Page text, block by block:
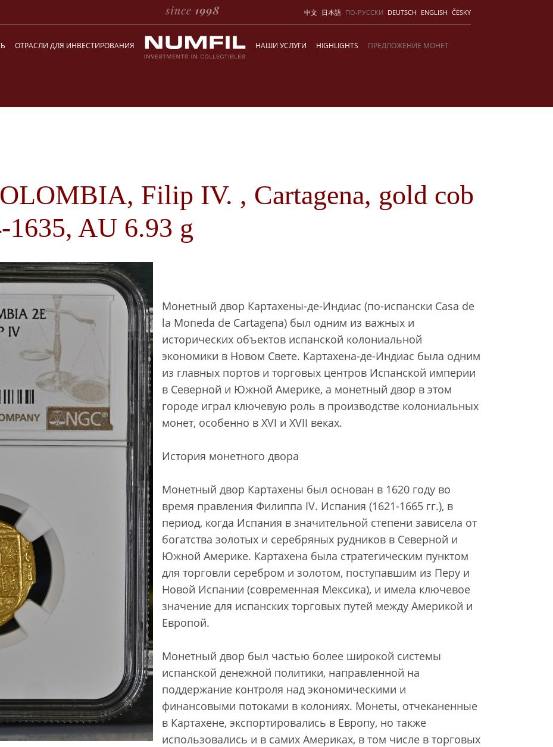
ОТРАСЛИ ДЛЯ ИНВЕСТИРОВАНИЯ НАШИ УСЛУГИ HIGHLIGHTS ПРЕДЛОЖЕНИЕ МОНЕТ
ČESKY
ENGLISH
DEUTSCH
ПО-РУССКИ
日本語
中文
Filip IV. , Cartagena, gold cob
1635, AU 6.93 g
Монетный двор Картахены-де-Индиас (по-испански Casa de
la Moneda de Cartagena) был одним из важных и
исторических объектов испанской колониальной
экономики в Новом Свете. Картахена-де-Индиас была одним
из главных портов и торговых центров Испанской империи
в Северной и Южной Америке, а монетный двор в этом
городе играл ключевую роль в производстве колониальных
монет, особенно в XVI и XVII веках.
История монетного двора
Монетный двор Картахены был основан в 1620 году во
время правления Филиппа IV. Испания (1621-1665 гг.), в
период, когда Испания в значительной степени зависела от
богатства золотых и серебряных рудников в Северной и
Южной Америке. Картахена была стратегическим пунктом
для торговли серебром и золотом, поступавшим из Перу и
Новой Испании (современная Мексика), и имела ключевое
значение для испанских торговых путей между Америкой и
Европой.
Монетный двор был частью более широкой системы
испанской денежной политики, направленной на
поддержание контроля над экономическими и
финансовыми потоками в колониях. Монеты, отчеканенные
в Картахене, экспортировались в Европу, но также
использовались и в самих Америках, в том числе в торговых